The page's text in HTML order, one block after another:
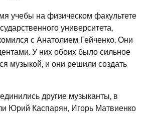
учебы на физическом факультете
университета,
с Анатолием Гейченко. Они
У них обоих было сильное
музыкой, и они решили создать
другие музыканты, в
Юрий Каспарян, Игорь Матвиенко